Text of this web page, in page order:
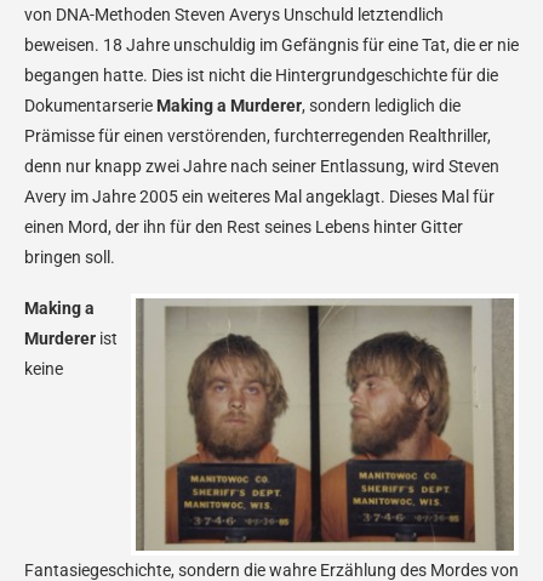
von DNA-Methoden Steven Averys Unschuld letztendlich
beweisen. 18 Jahre unschuldig im Gefängnis für eine Tat, die er nie
begangen hatte. Dies ist nicht die Hintergrundgeschichte für die
Dokumentarserie Making a Murderer, sondern lediglich die
Prämisse für einen verstörenden, furchterregenden Realthriller,
denn nur knapp zwei Jahre nach seiner Entlassung, wird Steven
Avery im Jahre 2005 ein weiteres Mal angeklagt. Dieses Mal für
einen Mord, der ihn für den Rest seines Lebens hinter Gitter
bringen soll.
Making a
Murderer ist
keine
Fantasiegeschichte, sondern die wahre Erzählung des Mordes von